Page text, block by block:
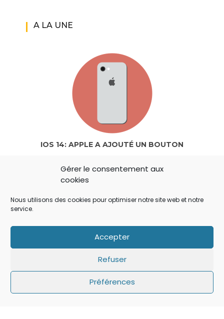
Gérer le consentement aux
cookies
Nous utilisons des cookies pour optimiser notre site web et notre
service.
Accepter
Refuser
Préférences
A LA UNE
IOS 14: APPLE A AJOUTÉ UN BOUTON
IOS: QUE FAIRE SI LE MINUTEUR NE S’AFFICHE